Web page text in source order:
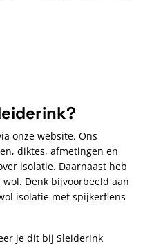
onze website. Ons
diktes, afmetingen en
isolatie. Daarnaast heb
Denk bijvoorbeeld aan
isolatie met spijkerflens
je dit bij Sleiderink